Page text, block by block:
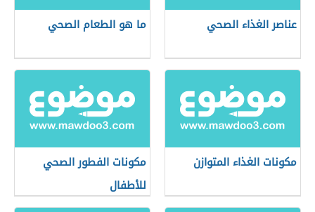
عناصر الغذاء الصحي ما هو الطعام الصحي
مكونات الغذاء المتوازن
مكونات الفطور الصحي
للأطفال